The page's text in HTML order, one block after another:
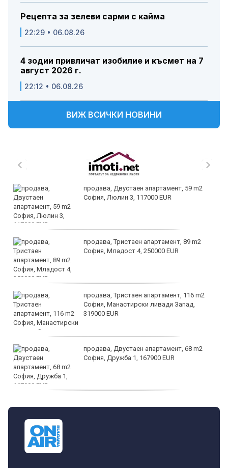
Рецепта за зелеви сарми с кайма
22:29 • 06.08.26
4 зодии привличат изобилие и късмет на 7
август 2026 г.
22:12 • 06.08.26
ВИЖ ВСИЧКИ НОВИНИ
продава, Двустаен апартамент, 59 m2
София, Люлин 3, 117000 EUR
продава, Тристаен апартамент, 89 m2
София, Младост 4, 250000 EUR
продава, Тристаен апартамент, 116 m2
София, Манастирски ливади Запад,
319000 EUR
продава, Двустаен апартамент, 68 m2
София, Дружба 1, 167900 EUR